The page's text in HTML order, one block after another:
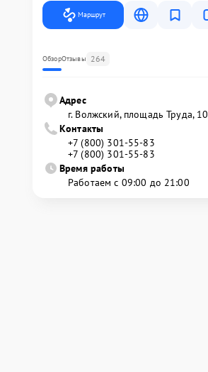
Маршрут
ОбзорОтзывы 264
Адрес
г. Волжский, площадь Труда, 10
Контакты
+7 (800) 301-55-83
+7 (800) 301-55-83
Время работы
Работаем с 09:00 до 21:00